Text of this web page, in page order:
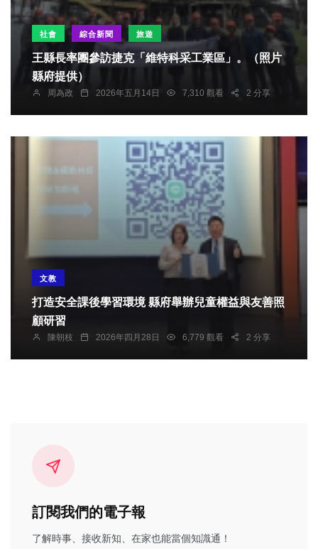
社會 綜合新聞 旅遊
王縣長率團參訪捷克「維特科采工業區」。（照片
縣府提供）
周為政 2026年五月14日 7,310 觀看 2 分享
文教
打造安全課後學習環境 縣府舉辦兒童權益與友善照
顧研習
陳朝枝 2026年四月28日 6,779 觀看 2 分享
訂閱我們的電子報
了解時事、接收新知、在家也能當個知識通！